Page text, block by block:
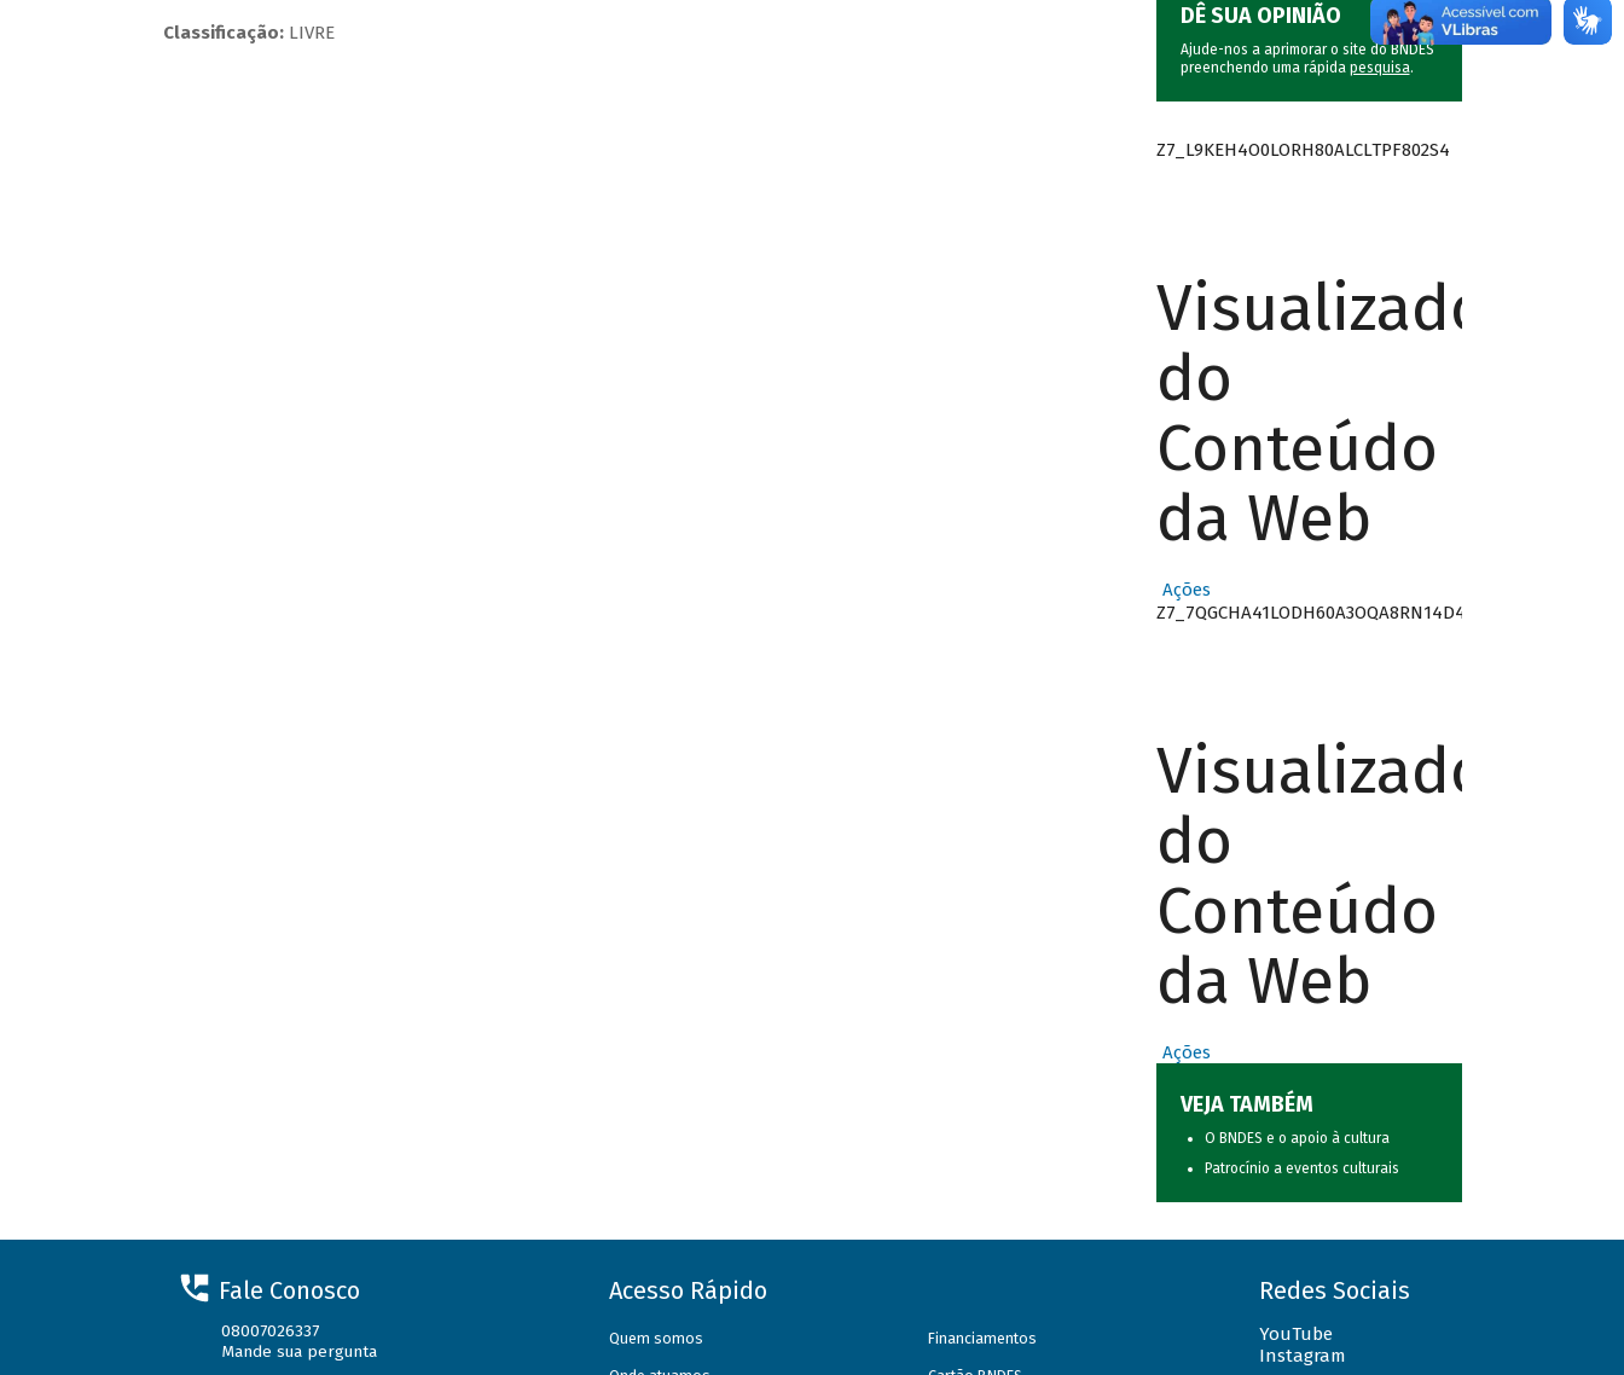
Classificação:LIVRE
DÊ SUA OPINIÃO
Ajude-nos a aprimorar o site do BNDES
preenchendo uma rápida pesquisa.
Z7_L9KEH4O0LORH80ALCLTPF802S4
Visualizador
do
Conteúdo
da Web
Ações
Z7_7QGCHA41LODH60A3OQA8RN14D4
Visualizador
do
Conteúdo
da Web
Ações
VEJA TAMBÉM
O BNDES e o apoio à cultura
Patrocínio a eventos culturais
Fale Conosco
08007026337
Mande sua pergunta
Acesso Rápido
Quem somos Financiamentos
Redes Sociais
YouTube
Instagram